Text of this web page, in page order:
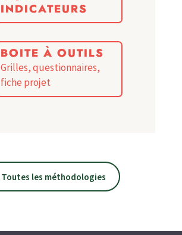
INDICATEURS
BOITE À OUTILS
Grilles, questionnaires,
fiche projet
Toutes les méthodologies